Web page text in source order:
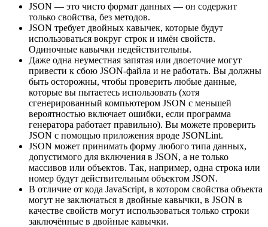
JSON — это чисто формат данных — он содержит
только свойства, без методов.
JSON требует двойных кавычек, которые будут
использоваться вокруг строк и имён свойств.
Одиночные кавычки недействительны.
Даже одна неуместная запятая или двоеточие могут
привести к сбою JSON-файла и не работать. Вы должны
быть осторожны, чтобы проверить любые данные,
которые вы пытаетесь использовать (хотя
сгенерированный компьютером JSON с меньшей
вероятностью включает ошибки, если программа
генератора работает правильно). Вы можете проверить
JSON с помощью приложения вроде JSONLint.
JSON может принимать форму любого типа данных,
допустимого для включения в JSON, а не только
массивов или объектов. Так, например, одна строка или
номер будут действительным объектом JSON.
В отличие от кода JavaScript, в котором свойства объекта
могут не заключаться в двойные кавычки, в JSON в
качестве свойств могут использоваться только строки
заключённые в двойные кавычки.